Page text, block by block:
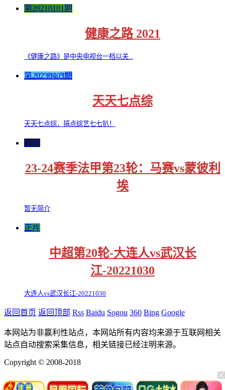
第20210101期
健康之路 2021
《健康之路》是中央电视台一档以关...
第20230403期
天天七点综
天天七点综，搞点综艺七七扒！
正片
23-24赛季法甲第23轮：马赛vs蒙彼利
埃
暂无简介
正片
中超第20轮-大连人vs武汉长
江-20221030
大连人vs武汉长江-20221030
返回首页 返回顶部 Rss Baidu Sogou 360 Bing Google
本网站为非赢利性站点，本网站所有内容均来源于互联网相关
站点自动搜索采集信息，相关链接已经注明来源。
Copyright © 2008-2018